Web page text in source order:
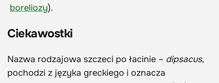
boreliozy).
Ciekawostki
Nazwa rodzajowa szczeci po łacinie – dipsacus,
pochodzi z języka greckiego i oznacza